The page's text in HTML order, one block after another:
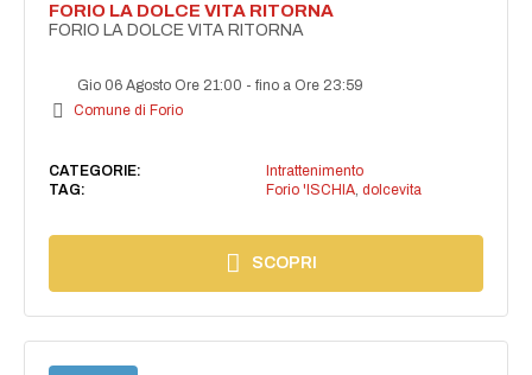
FORIO LA DOLCE VITA RITORNA
FORIO LA DOLCE VITA RITORNA
Gio 06 Agosto Ore 21:00 -fino a Ore 23:59
Comune di Forio
CATEGORIE:
Intrattenimento
TAG:
Forio 'ISCHIA, dolcevita
SCOPRI